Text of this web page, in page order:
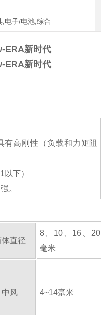
,电子/电池,综合
ERA新时代
ERA新时代
有高刚性（负载和力矩阻
下）
。
体直径
8、10、16、20
毫米
中风 4~14毫米